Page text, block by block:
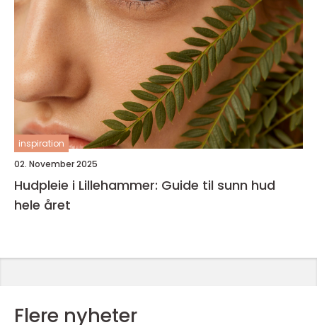
inspiration
02. November 2025
Hudpleie i Lillehammer: Guide til sunn hud
hele året
Flere nyheter